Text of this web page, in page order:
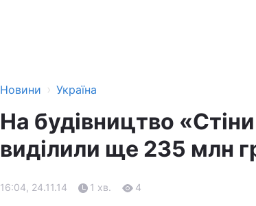
Новини › Україна
На будівництво
виділили ще 235 млн
16:04, 24.11.14 1 хв. 4